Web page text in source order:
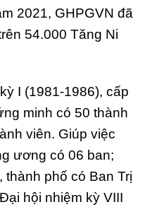
2021, GHPGVN đã
54.000 Tăng Ni
I (1981-1986), cấp
minh có 50 thành
viên. Giúp việc
ương có 06 ban;
phố có Ban Trị
hội nhiệm kỳ VIII